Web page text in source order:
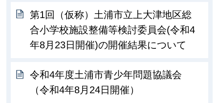
第1回（仮称）土浦市立上大津地区総
合小学校施設整備等検討委員会(令和4
年8月23日開催)の開催結果について
令和4年度土浦市青少年問題協議会
（令和4年8月24日開催）